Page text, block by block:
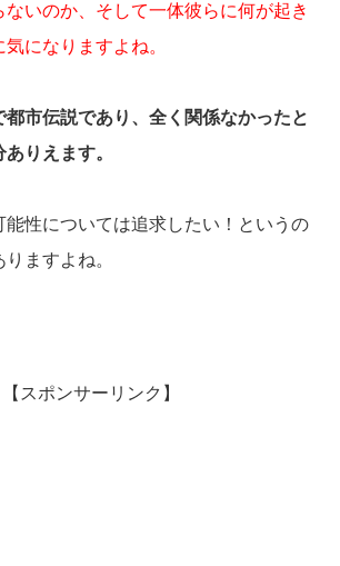
ないのか、そして一体彼らに何が起き
になりますよね。
都市伝説であり、全く関係なかったと
りえます。
能性については追求したい！というの
ますよね。
【スポンサーリンク】